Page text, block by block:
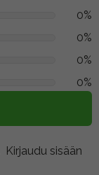
0%
0%
0%
0%
Kirjaudu sisään